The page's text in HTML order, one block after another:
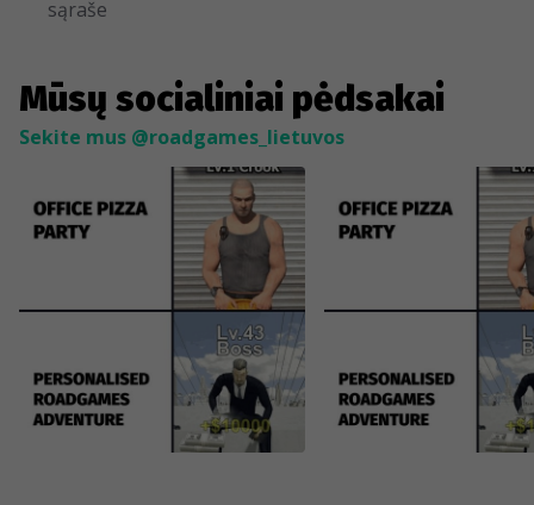
sąraše
Mūsų socialiniai pėdsakai
Sekite mus @roadgames_lietuvos